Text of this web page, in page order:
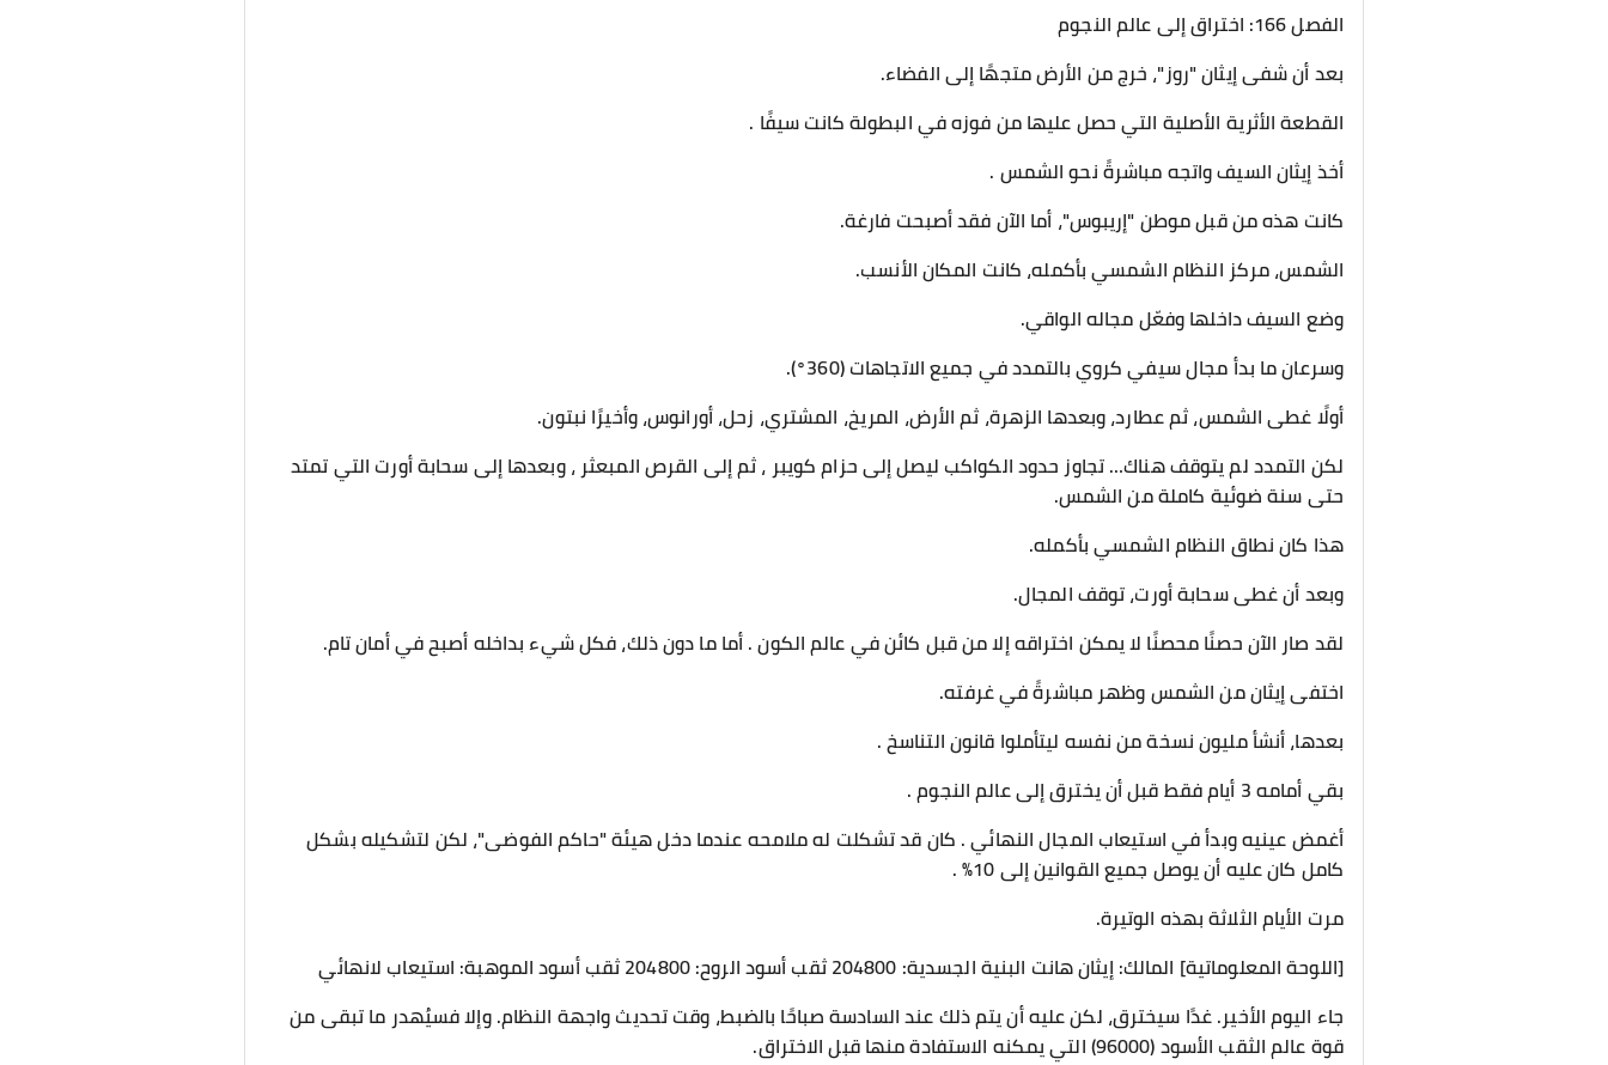
الفصل 166: اختراق إلى عالم النجوم
بعد أن شفى إيثان "روز"، خرج من الأرض متجهًا إلى الفضاء.
القطعة الأثرية الأصلية التي حصل عليها من فوزه في البطولة كانت سيفًا .
أخذ إيثان السيف واتجه مباشرةً نحو الشمس .
كانت هذه من قبل موطن "إريبوس"، أما الآن فقد أصبحت فارغة.
الشمس، مركز النظام الشمسي بأكمله، كانت المكان الأنسب.
وضع السيف داخلها وفعّل مجاله الواقي.
وسرعان ما بدأ مجال سيفي كروي بالتمدد في جميع الاتجاهات (360°).
أولًا غطى الشمس، ثم عطارد، وبعدها الزهرة، ثم الأرض، المريخ، المشتري، زحل، أورانوس، وأخيرًا نبتون.
لكن التمدد لم يتوقف هناك… تجاوز حدود الكواكب ليصل إلى حزام كويبر ، ثم إلى القرص المبعثر ، وبعدها إلى سحابة أورت التي تمتد
حتى سنة ضوئية كاملة من الشمس.
هذا كان نطاق النظام الشمسي بأكمله.
وبعد أن غطى سحابة أورت، توقف المجال.
لقد صار الآن حصنًا محصنًا لا يمكن اختراقه إلا من قبل كائن في عالم الكون . أما ما دون ذلك، فكل شيء بداخله أصبح في أمان تام.
اختفى إيثان من الشمس وظهر مباشرةً في غرفته.
بعدها، أنشأ مليون نسخة من نفسه ليتأملوا قانون التناسخ .
بقي أمامه 3 أيام فقط قبل أن يخترق إلى عالم النجوم .
أغمض عينيه وبدأ في استيعاب المجال النهائي . كان قد تشكلت له ملامحه عندما دخل هيئة "حاكم الفوضى"، لكن لتشكيله بشكل
كامل كان عليه أن يوصل جميع القوانين إلى 10% .
مرت الأيام الثلاثة بهذه الوتيرة.
[اللوحة المعلوماتية] المالك: إيثان هانت البنية الجسدية: 204800 ثقب أسود الروح: 204800 ثقب أسود الموهبة: استيعاب لانهائي
جاء اليوم الأخير. غدًا سيخترق، لكن عليه أن يتم ذلك عند السادسة صباحًا بالضبط، وقت تحديث واجهة النظام. وإلا فسيُهدر ما تبقى من
قوة عالم الثقب الأسود (96000) التي يمكنه الاستفادة منها قبل الاختراق.